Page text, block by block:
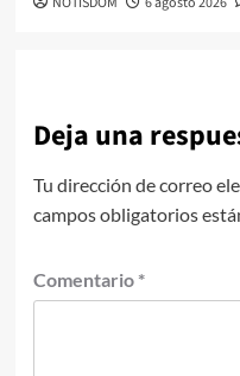
Deja una
Tu dirección de correo
campos obligatorios
Comentario *